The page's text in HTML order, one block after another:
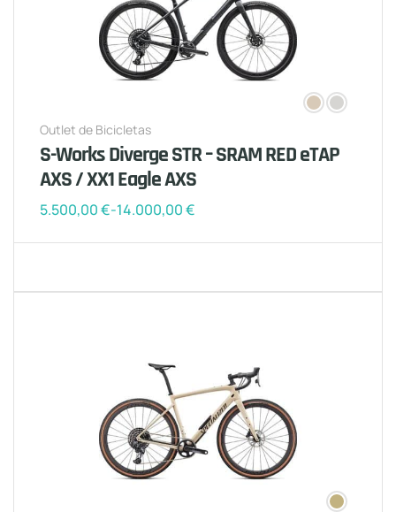
Outlet de Bicicletas
S-Works Diverge STR – SRAM RED eTAP
AXS / XX1 Eagle AXS
5.500,00€-14.000,00€